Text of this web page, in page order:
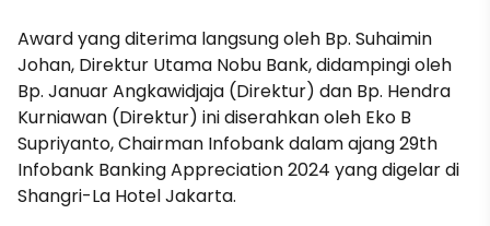
Award yang diterima langsung oleh Bp. Suhaimin
Johan, Direktur Utama Nobu Bank, didampingi oleh
Bp. Januar Angkawidjaja (Direktur) dan Bp. Hendra
Kurniawan (Direktur) ini diserahkan oleh Eko B
Supriyanto, Chairman Infobank dalam ajang 29th
Infobank Banking Appreciation 2024 yang digelar di
Shangri-La Hotel Jakarta.